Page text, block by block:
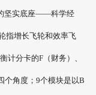
坚实底座——科学经
指增长飞轮和效率飞
计分卡的F（财务）、
个角度；9个模块是以B